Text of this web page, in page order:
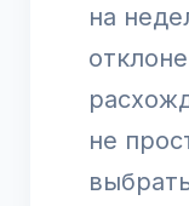
на
не